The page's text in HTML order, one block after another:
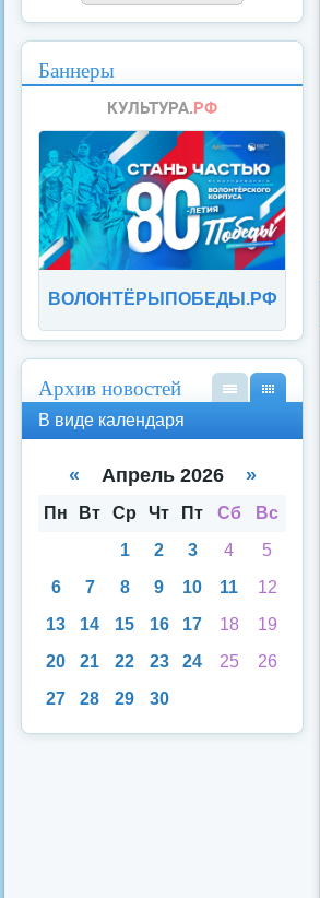
Баннеры
ВОЛОНТЁРЫПОБЕДЫ.РФ
Архив новостей
кал
аря
спи
В виде календаря
« Апрель 2026 »
Пн Вт Ср Чт Пт Сб
Вс
1
2 3 4
5
6
7 8 9 10 11
12
13
14 15 16 17 18
19
20
21 22 23 24 25
26
27
28 29 30